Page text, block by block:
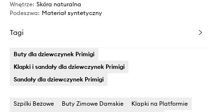
Wnętrze: Skóra naturalna
Podeszwa: Materiał syntetyczny
Tagi
Buty dla dziewczynek Primigi
Klapki i sandały dla dziewczynek Primigi
Sandały dla dziewczynek Primigi
Szpilki Beżowe Buty Zimowe Damskie
Klapki na Platformie